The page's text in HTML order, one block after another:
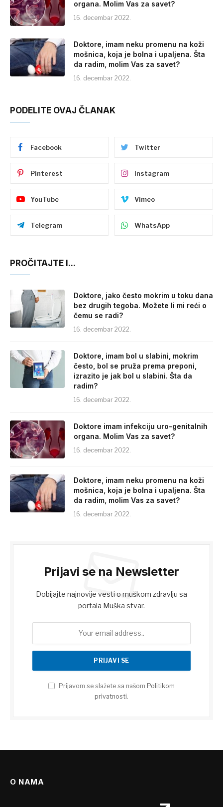
organa. Molim Vas za savet?
16. decembar 2022.
Doktore, imam neku promenu na koži
mošnica, koja je bolna i upaljena. Šta
da radim, molim Vas za savet?
16. decembar 2022.
PODELITE OVAJ ČLANAK
Facebook Twitter
Pinterest Instagram
YouTube Vimeo
Telegram WhatsApp
PROČITAJTE I...
Doktore, jako često mokrim u toku dana
bez drugih tegoba. Možete li mi reći o
čemu se radi?
16. decembar 2022.
Doktore, imam bol u slabini, mokrim
često, bol se pruža prema preponi,
izrazito je jak bol u slabini. Šta da
radim?
16. decembar 2022.
Doktore imam infekciju uro-genitalnih
organa. Molim Vas za savet?
16. decembar 2022.
Doktore, imam neku promenu na koži
mošnica, koja je bolna i upaljena. Šta
da radim, molim Vas za savet?
16. decembar 2022.
Prijavi se na Newsletter
Dobijajte najnovije vesti o muškom zdravlju sa
portala Muška stvar.
Prijavom se slažete sa našom Politikom
privatnosti
O NAMA